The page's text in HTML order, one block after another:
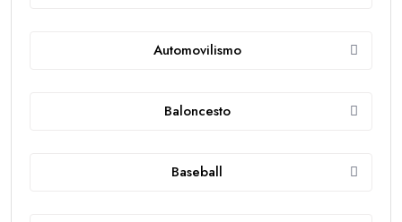
Automovilismo
Baloncesto
Baseball